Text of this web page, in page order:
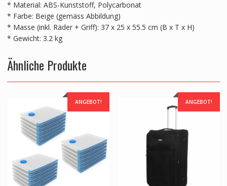
* Material: ABS-Kunststoff, Polycarbonat
* Farbe: Beige (gemäss Abbildung)
* Masse (inkl. Räder + Griff): 37 x 25 x 55.5 cm (B x T x H)
* Gewicht: 3.2 kg
Ähnliche Produkte
ANGEBOT! ANGEBOT!